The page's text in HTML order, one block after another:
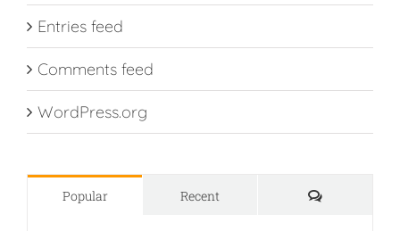
Entries feed
Comments feed
WordPress.org
Popular Recent Comments